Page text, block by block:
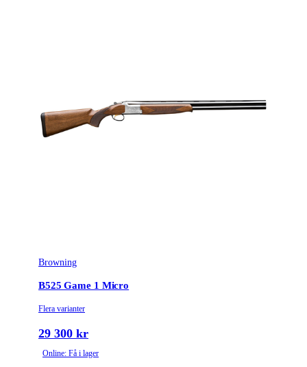
Vapentyp Hagelgevär
Vikt (kg)
Browning
B525 Game 1 Micro
Flera varianter
29 300 kr
Online: Få i lager